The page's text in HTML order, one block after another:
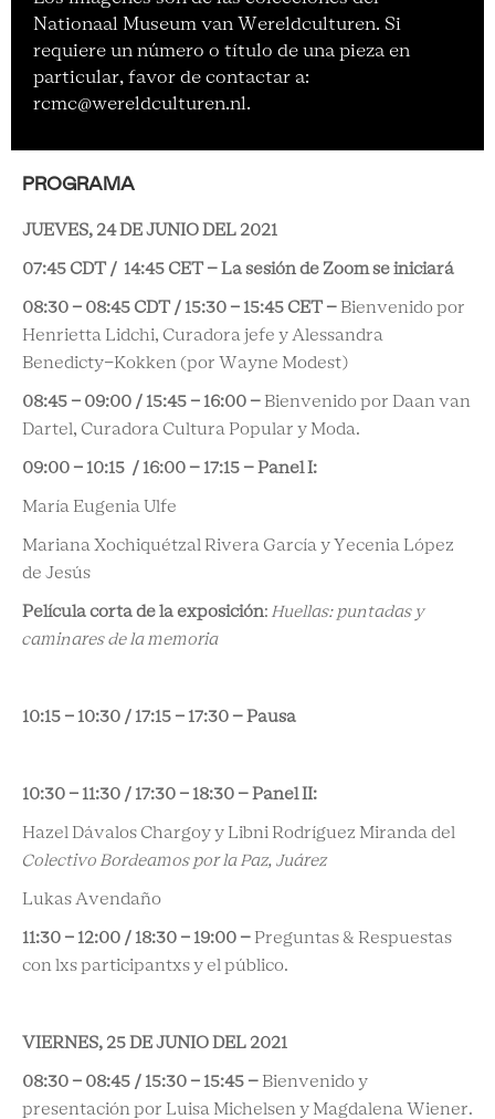
Nationaal Museum van Wereldculturen. Si
requiere un número o título de una pieza en
particular, favor de contactar a:
rcmc@wereldculturen.nl.
PROGRAMA
JUEVES, 24 DE JUNIO DEL 2021
07:45 CDT / 14:45 CET – La sesión de Zoom se iniciará
08:30 - 08:45 CDT / 15:30 - 15:45 CET – Bienvenido por
Henrietta Lidchi, Curadora jefe y Alessandra
Benedicty-Kokken (por Wayne Modest)
08:45 - 09:00 / 15:45 - 16:00 – Bienvenido por Daan van
Dartel, Curadora Cultura Popular y Moda.
09:00 - 10:15 / 16:00 – 17:15 – Panel I:
María Eugenia Ulfe
Mariana Xochiquétzal Rivera García y Yecenia López
de Jesús
Película corta de la exposición: Huellas: puntadas y
caminares de la memoria
10:15 - 10:30 / 17:15 - 17:30 – Pausa
10:30 - 11:30 / 17:30 - 18:30 – Panel II:
Hazel Dávalos Chargoy y Libni Rodríguez Miranda del
Colectivo Bordeamos por la Paz, Juárez
Lukas Avendaño
11:30 - 12:00 / 18:30 - 19:00 – Preguntas & Respuestas
con lxs participantxs y el público.
VIERNES, 25 DE JUNIO DEL 2021
08:30 - 08:45 / 15:30 - 15:45 – Bienvenido y
presentación por Luisa Michelsen y Magdalena Wiener.